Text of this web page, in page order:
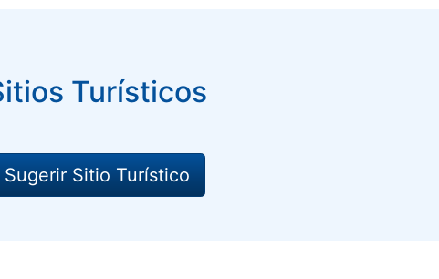
Turísticos
Sugerir Sitio Turístico